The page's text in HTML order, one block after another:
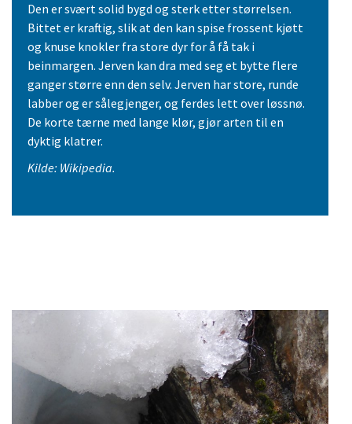
Den er svært solid bygd og sterk etter størrelsen.
Bittet er kraftig, slik at den kan spise frossent kjøtt
og knuse knokler fra store dyr for å få tak i
beinmargen. Jerven kan dra med seg et bytte flere
ganger større enn den selv. Jerven har store, runde
labber og er sålegjenger, og ferdes lett over løssnø.
De korte tærne med lange klør, gjør arten til en
dyktig klatrer.
Kilde: Wikipedia.